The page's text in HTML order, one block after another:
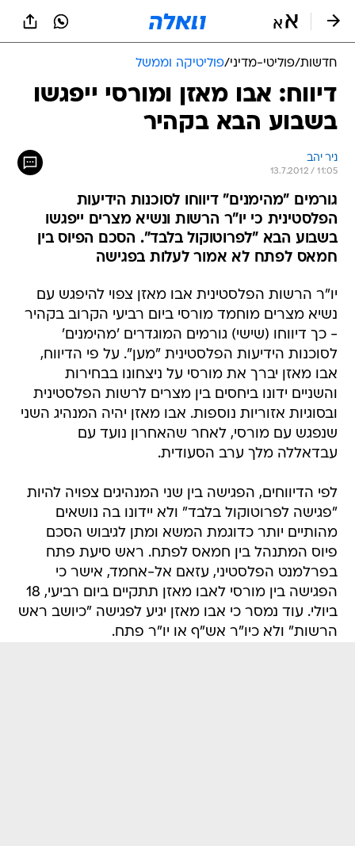
חדשות/פוליטי-מדיני/פוליטיקה וממשל
דיווח: אבו מאזן ומורסי ייפגשו
בשבוע הבא בקהיר
ניר יהב
13.7.2012 / 11:05
גורמים "מהימנים" דיווחו לסוכנות הידיעות
הפלסטינית כי יו"ר הרשות ונשיא מצרים ייפגשו
בשבוע הבא "לפרוטוקול בלבד". הסכם הפיוס בין
חמאס לפתח לא אמור לעלות בפגישה
יו"ר הרשות הפלסטינית אבו מאזן צפוי להיפגש עם
נשיא מצרים מוחמד מורסי ביום רביעי הקרוב בקהיר
- כך דיווחו (שישי) גורמים המוגדרים 'מהימנים'
לסוכנות הידיעות הפלסטינית "מען". על פי הדיווח,
אבו מאזן יברך את מורסי על ניצחונו בבחירות
והשניים ידונו ביחסים בין מצרים לרשות הפלסטינית
ובסוגיות אזוריות נוספות. אבו מאזן יהיה המנהיג השני
שנפגש עם מורסי, לאחר שהאחרון נועד עם
עבדאללה מלך ערב הסעודית.
לפי הדיווחים, הפגישה בין שני המנהיגים צפויה להיות
"פגישה לפרוטוקול בלבד" ולא יידונו בה נושאים
מהותיים יותר כדוגמת המשא ומתן לגיבוש הסכם
פיוס המתנהל בין חמאס לפתח. ראש סיעת פתח
בפרלמנט הפלסטיני, עזאם אל-אחמד, אישר כי
הפגישה בין מורסי לאבו מאזן תתקיים ביום רביעי, 18
ביולי. עוד נמסר כי אבו מאזן יגיע לפגישה "כיושב ראש
הרשות" ולא כיו"ר אש"ף או יו"ר פתח.